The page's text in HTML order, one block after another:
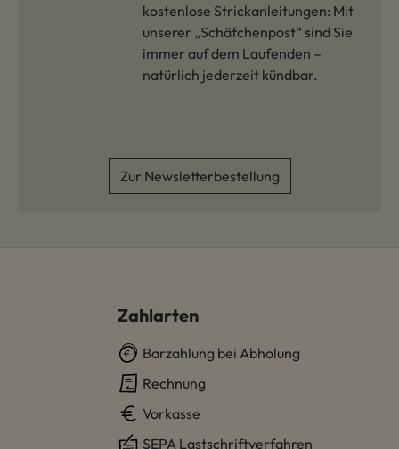
kostenlose Strickanleitungen: Mit
unserer „Schäfchenpost“ sind Sie
immer auf dem Laufenden –
natürlich jederzeit kündbar.
Zur Newsletterbestellung
Zahlarten
Barzahlung bei Abholung
Rechnung
Vorkasse
SEPA Lastschriftverfahren